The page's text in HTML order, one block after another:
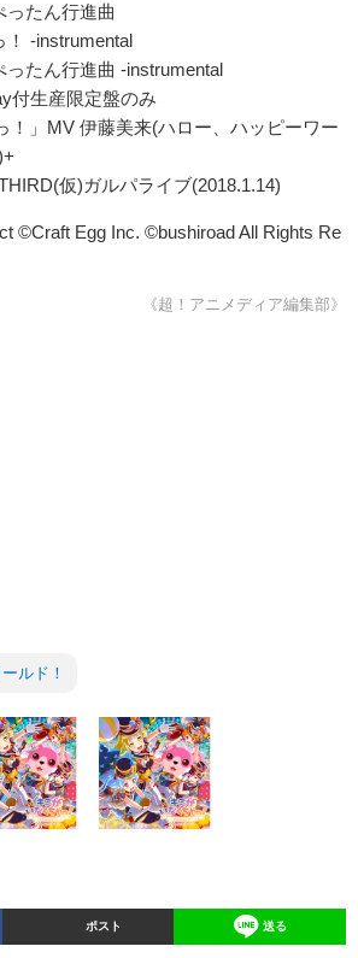
ったん行進曲
！ -instrumental
たん行進曲 -instrumental
付生産限定盤のみ
！」MV 伊藤美来(ハロー、ハッピーワー
仮)ガルパライブ(2018.1.14)
©Craft Egg Inc. ©bushiroad All Rights Re
《超！アニメディア編集部》
ルド！
ポスト 送る